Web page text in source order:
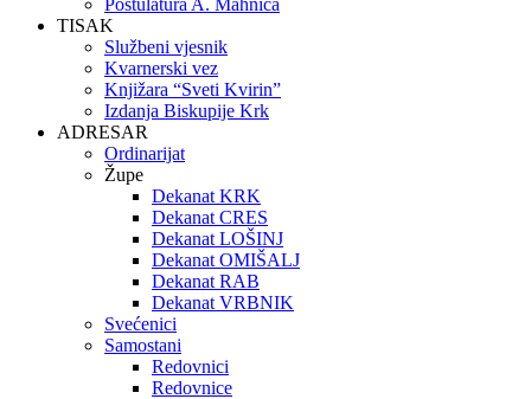
Postulatura A. Mahnića
TISAK
Službeni vjesnik
Kvarnerski vez
Knjižara “Sveti Kvirin”
Izdanja Biskupije Krk
ADRESAR
Ordinarijat
Župe
Dekanat KRK
Dekanat CRES
Dekanat LOŠINJ
Dekanat OMIŠALJ
Dekanat RAB
Dekanat VRBNIK
Svećenici
Samostani
Redovnici
Redovnice